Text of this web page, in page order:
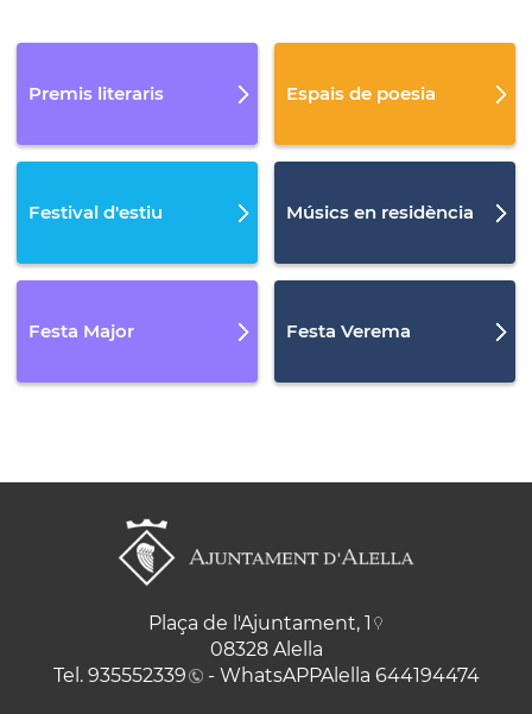
Premis literaris Espais de poesia
Festival d'estiu Músics en residència
Festa Major Festa Verema
Plaça de l'Ajuntament, 1
08328 Alella
Tel. 935552339 - WhatsAPPAlella 644194474